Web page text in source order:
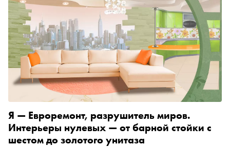
Егору Спесивцеву рассказала основатель студии
Designic Аня Саркисьянц
Я — Евроремонт, разрушитель миров.
Интерьеры нулевых — от барной стойки с
шестом до золотого унитаза